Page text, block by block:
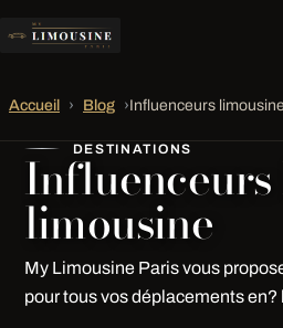
Accueil › Blog ›Influenceurs
DESTINATIONS
Influenceurs
limousine
My Limousine Paris vous
pour tous vos déplacements en?